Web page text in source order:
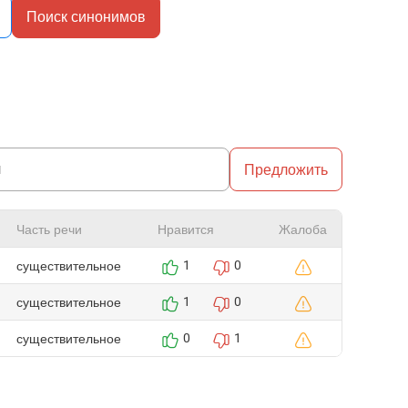
Поиск синонимов
Предложить
Часть речи Нравится
Жалоба
существительное
1 0
существительное 1 0
существительное 0 1